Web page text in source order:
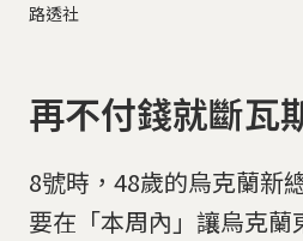
路透社
再不付錢就斷瓦
8號時，48歲的烏克蘭新
要在「本周內」讓烏克